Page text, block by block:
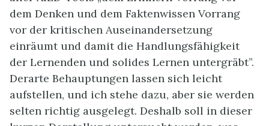
dem Denken und dem Faktenwissen Vorrang
vor der kritischen Auseinandersetzung
einräumt und damit die Handlungsfähigkeit
der Lernenden und solides Lernen untergräbt”.
Derarte Behauptungen lassen sich leicht
aufstellen, und ich stehe dazu, aber sie werden
selten richtig ausgelegt. Deshalb soll in dieser